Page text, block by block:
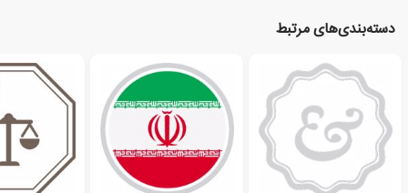
دسته‌بندی‌های مرتبط